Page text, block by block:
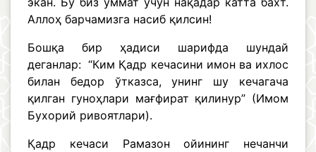
Аллоҳ барчамизга насиб қилсин!
Бошқа бир ҳадиси шарифда шундай
деганлар: “Ким Қадр кечасини имон ва ихлос
билан бедор ўтказса, унинг шу кечагача
қилган гуноҳлари мағфират қилинур” (Имом
Бухорий ривоятлари).
Қадр кечаси Рамазон ойининг нечанчи